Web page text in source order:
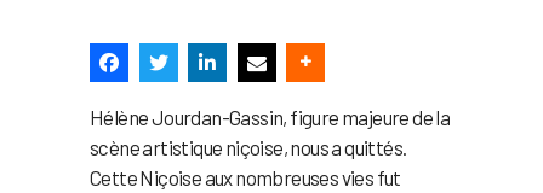
Hélène Jourdan-Gassin, figure majeure de la
scène artistique niçoise, nous a quittés.
Cette Niçoise aux nombreuses vies fut